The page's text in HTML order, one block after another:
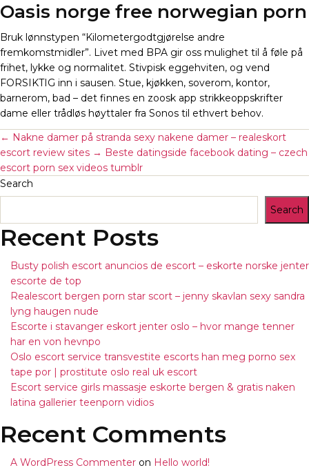
Oasis norge free norwegian porn
Bruk lønnstypen “Kilometergodtgjørelse andre
fremkomstmidler”. Livet med BPA gir oss mulighet til å føle på
frihet, lykke og normalitet. Stivpisk eggehviten, og vend
FORSIKTIG inn i sausen. Stue, kjøkken, soverom, kontor,
barnerom, bad – det finnes en zoosk app strikkeoppskrifter
dame eller trådløs høyttaler fra Sonos til ethvert behov.
← Nakne damer på stranda sexy nakene damer – realeskort
escort review sites → Beste datingside facebook dating – czech
escort porn sex videos tumblr
Search
Search
Recent Posts
Busty polish escort anuncios de escort – eskorte norske jenter
escorte de top
Realescort bergen porn star scort – jenny skavlan sexy sandra
lyng haugen nude
Escorte i stavanger eskort jenter oslo – hvor mange tenner
har en von hevnpo
Oslo escort service transvestite escorts han meg porno sex
tape por | prostitute oslo real uk escort
Escort service girls massasje eskorte bergen & gratis naken
latina gallerier teenporn vidios
Recent Comments
A WordPress Commenter on Hello world!